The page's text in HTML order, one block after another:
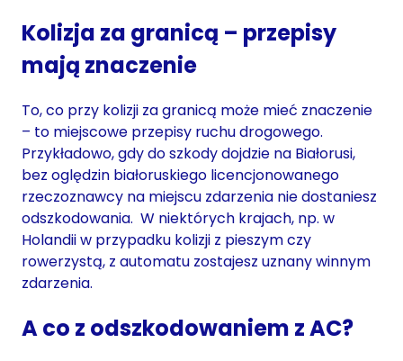
Kolizja za granicą – przepisy
mają znaczenie
To, co przy kolizji za granicą może mieć znaczenie
– to miejscowe przepisy ruchu drogowego.
Przykładowo, gdy do szkody dojdzie na Białorusi,
bez oględzin białoruskiego licencjonowanego
rzeczoznawcy na miejscu zdarzenia nie dostaniesz
odszkodowania. W niektórych krajach, np. w
Holandii w przypadku kolizji z pieszym czy
rowerzystą, z automatu zostajesz uznany winnym
zdarzenia.
A co z odszkodowaniem z AC?